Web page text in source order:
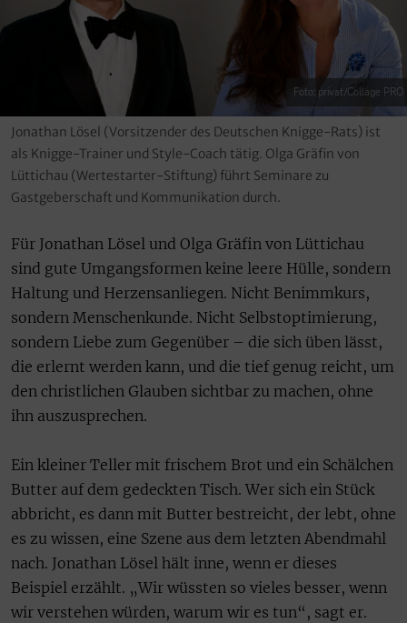
Foto: privat/Collage PRO
Jonathan Lösel (Vorsitzender des Deutschen Knigge-Rats) ist
als Knigge-Trainer und Style-Coach tätig. Olga Gräfin von
Lüttichau (Wertestarter-Stiftung) führt Seminare zu
Gastgeberschaft und Kommunikation durch.
Für Jonathan Lösel und Olga Gräfin von Lüttichau
sind gute Umgangsformen keine leere Hülle, sondern
Haltung und Herzensanliegen. Nicht Benimmkurs,
sondern Menschenkunde. Nicht Selbstoptimierung,
sondern Liebe zum Gegenüber – die sich üben lässt,
die erlernt werden kann, und die tief genug reicht, um
den christlichen Glauben sichtbar zu machen, ohne
ihn auszusprechen.
Ein kleiner Teller mit frischem Brot und ein Schälchen
Butter auf dem gedeckten Tisch. Wer sich ein Stück
abbricht, es dann mit Butter bestreicht, der lebt, ohne
es zu wissen, eine Szene aus dem letzten Abendmahl
nach. Jonathan Lösel hält inne, wenn er dieses
Beispiel erzählt. „Wir wüssten so vieles besser, wenn
wir verstehen würden, warum wir es tun“, sagt er.